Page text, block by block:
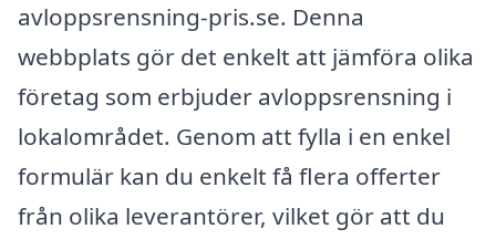
avloppsrensning-pris.se. Denna
webbplats gör det enkelt att jämföra olika
företag som erbjuder avloppsrensning i
lokalområdet. Genom att fylla i en enkel
formulär kan du enkelt få flera offerter
från olika leverantörer, vilket gör att du